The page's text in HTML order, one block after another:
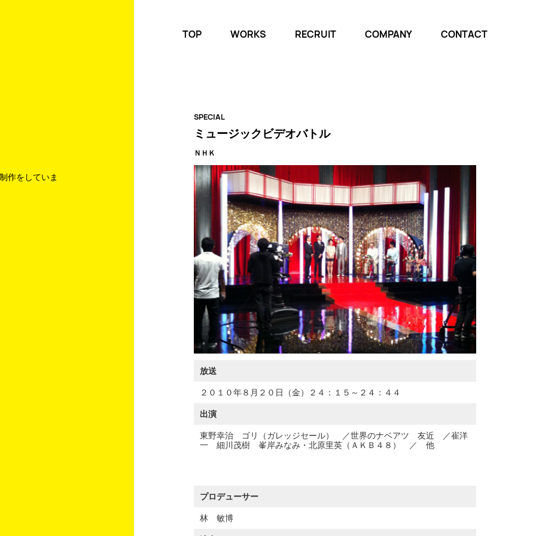
TOP WORKS RECRUIT COMPANY CONTACT
作をしていま
SPECIAL
ミュージックビデオバトル
ＮＨＫ
放送
２０１０年８月２０日（金）２４：１５～２４：４４
出演
東野幸治 ゴリ（ガレッジセール） ／世界のナベアツ 友近 ／崔洋
一 細川茂樹 峯岸みなみ・北原里英（ＡＫＢ４８） ／ 他
プロデューサー
林 敏博